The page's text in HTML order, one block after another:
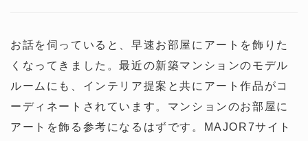
お話を伺っていると、早速お部屋にアートを飾りた
くなってきました。最近の新築マンションのモデル
ルームにも、インテリア提案と共にアート作品がコ
ーディネートされています。マンションのお部屋に
アートを飾る参考になるはずです。MAJOR7サイト